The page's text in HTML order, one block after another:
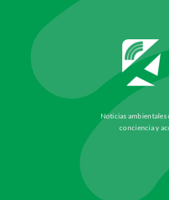
Noticias ambientales
conciencia y